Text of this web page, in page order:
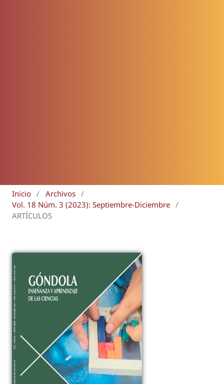
Inicio / Archivos /
Vol. 18 Núm. 3 (2023): Septiembre-Diciembre /
ARTÍCULOS